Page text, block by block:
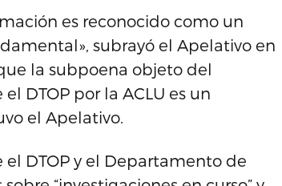
es reconocido como un
subrayó el Apelativo en
la subpoena objeto del
DTOP por la ACLU es un
el Apelativo.
DTOP y el Departamento de